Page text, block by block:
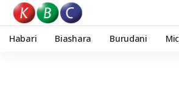
Habari Biashara Burudani